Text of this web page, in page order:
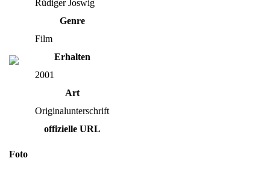
Rüdiger Joswig
Genre
Film
Erhalten
2001
Art
Originalunterschrift
offizielle URL
Foto